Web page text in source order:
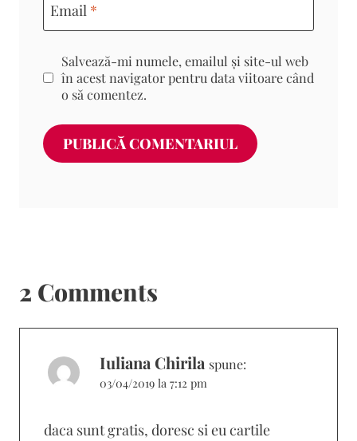
Email *
Salvează-mi numele, emailul și site-ul web
în acest navigator pentru data viitoare când
o să comentez.
2 Comments
Iuliana Chirila spune:
03/04/2019 la 7:12 pm
daca sunt gratis, doresc si eu cartile